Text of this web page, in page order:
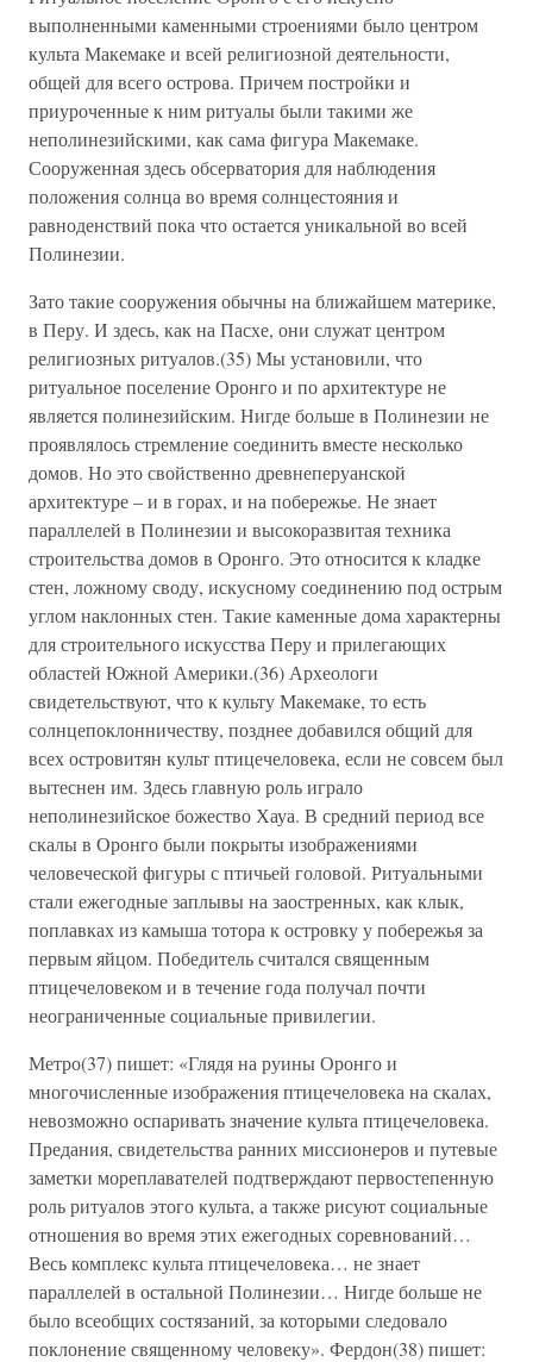
выполненными каменными строениями было центром
культа Макемаке и всей религиозной деятельности,
общей для всего острова. Причем постройки и
приуроченные к ним ритуалы были такими же
неполинезийскими, как сама фигура Макемаке.
Сооруженная здесь обсерватория для наблюдения
положения солнца во время солнцестояния и
равноденствий пока что остается уникальной во всей
Полинезии.
Зато такие сооружения обычны на ближайшем материке,
в Перу. И здесь, как на Пасхе, они служат центром
религиозных ритуалов.(35) Мы установили, что
ритуальное поселение Оронго и по архитектуре не
является полинезийским. Нигде больше в Полинезии не
проявлялось стремление соединить вместе несколько
домов. Но это свойственно древнеперуанской
архитектуре – и в горах, и на побережье. Не знает
параллелей в Полинезии и высокоразвитая техника
строительства домов в Оронго. Это относится к кладке
стен, ложному своду, искусному соединению под острым
углом наклонных стен. Такие каменные дома характерны
для строительного искусства Перу и прилегающих
областей Южной Америки.(36) Археологи
свидетельствуют, что к культу Макемаке, то есть
солнцепоклонничеству, позднее добавился общий для
всех островитян культ птицечеловека, если не совсем был
вытеснен им. Здесь главную роль играло
неполинезийское божество Хауа. В средний период все
скалы в Оронго были покрыты изображениями
человеческой фигуры с птичьей головой. Ритуальными
стали ежегодные заплывы на заостренных, как клык,
поплавках из камыша тотора к островку у побережья за
первым яйцом. Победитель считался священным
птицечеловеком и в течение года получал почти
неограниченные социальные привилегии.
Метро(37) пишет: «Глядя на руины Оронго и
многочисленные изображения птицечеловека на скалах,
невозможно оспаривать значение культа птицечеловека.
Предания, свидетельства ранних миссионеров и путевые
заметки мореплавателей подтверждают первостепенную
роль ритуалов этого культа, а также рисуют социальные
отношения во время этих ежегодных соревнований…
Весь комплекс культа птицечеловека… не знает
параллелей в остальной Полинезии… Нигде больше не
было всеобщих состязаний, за которыми следовало
поклонение священному человеку». Фердон(38) пишет: